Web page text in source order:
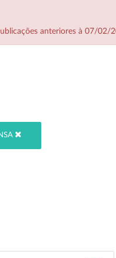
anteriores à 07/02/